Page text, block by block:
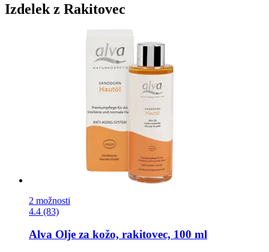
Izdelek z Rakitovec
2 možnosti
4.4 (83)
Alva Olje za kožo, rakitovec, 100 ml